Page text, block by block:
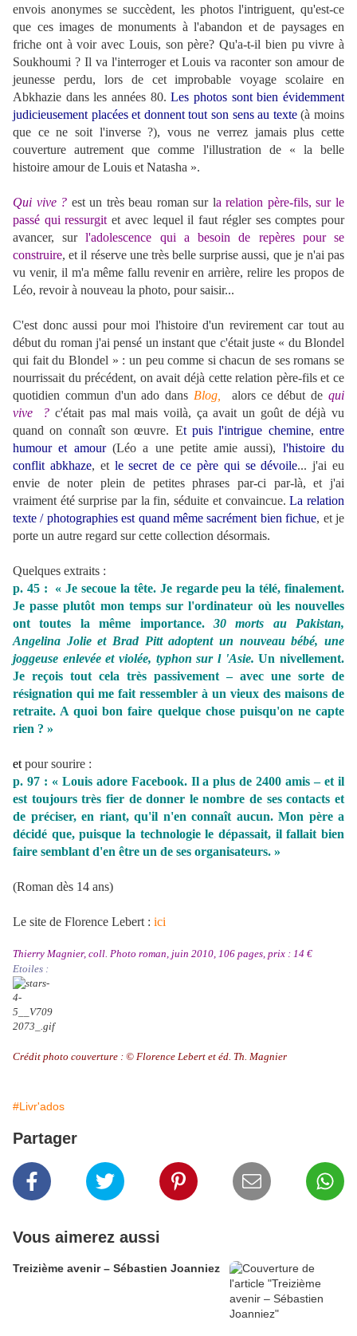
envois anonymes se succèdent, les photos l'intriguent, qu'est-ce
que ces images de monuments à l'abandon et de paysages en
friche ont à voir avec Louis, son père? Qu'a-t-il bien pu vivre à
Soukhoumi ? Il va l'interroger et Louis va raconter son amour de
jeunesse perdu, lors de cet improbable voyage scolaire en
Abkhazie dans les années 80.Les photos sont bien évidemment
judicieusement placées et donnent tout son sens au texte(à moins
que ce ne soit l'inverse ?), vous ne verrez jamais plus cette
couverture autrement que comme l'illustration de « la belle
histoire amour de Louis et Natasha ».
Qui vive ? est un très beau roman sur la relation père-fils, sur le
passé qui ressurgit et avec lequel il faut régler ses comptes pour
avancer, surl'adolescence qui a besoin de repères pour se
construire, et il réserve une très belle surprise aussi, que je n'ai pas
vu venir, il m'a même fallu revenir en arrière, relire les propos de
Léo, revoir à nouveau la photo, pour saisir...
C'est donc aussi pour moi l'histoire d'un revirement car tout au
début du roman j'ai pensé un instant que c'était juste « du Blondel
qui fait du Blondel » : un peu comme si chacun de ses romans se
nourrissait du précédent, on avait déjà cette relation père-fils et ce
quotidien commun d'un ado dans Blog, alors ce début dequi
vive ? c'était pas mal mais voilà, ça avait un goût de déjà vu
quand on connaît son œuvre. Et puis l'intrigue chemine,entre
humour et amour(Léo a une petite amie aussi), l'histoire du
conflit abkhaze, et le secret de ce père qui se dévoile... j'ai eu
envie de noter plein de petites phrases par-ci par-là, et j'ai
vraiment été surprise par la fin, séduite et convaincue.La relation
texte / photographies est quand même sacrément bien fichue, et je
porte un autre regard sur cette collection désormais.
Quelques extraits :
p. 45 : « Je secoue la tête. Je regarde peu la télé, finalement.
Je passe plutôt mon temps sur l'ordinateur où les nouvelles
ont toutes la même importance. 30 morts au Pakistan,
Angelina Jolie et Brad Pitt adoptent un nouveau bébé, une
joggeuse enlevée et violée, typhon sur l 'Asie. Un nivellement.
Je reçois tout cela très passivement – avec une sorte de
résignation qui me fait ressembler à un vieux des maisons de
retraite. A quoi bon faire quelque chose puisqu'on ne capte
rien ? »
et pour sourire :
p. 97 : « Louis adore Facebook. Il a plus de 2400 amis – et il
est toujours très fier de donner le nombre de ses contacts et
de préciser, en riant, qu'il n'en connaît aucun. Mon père a
décidé que, puisque la technologie le dépassait, il fallait bien
faire semblant d'en être un de ses organisateurs. »
(Roman dès 14 ans)
Le site de Florence Lebert : ici
Thierry Magnier, coll. Photo roman, juin 2010, 106 pages, prix : 14 €
Etoiles :
Crédit photo couverture : © Florence Lebert et éd. Th. Magnier
#Livr'ados
Partager
Vous aimerez aussi
Treizième avenir – Sébastien Joanniez